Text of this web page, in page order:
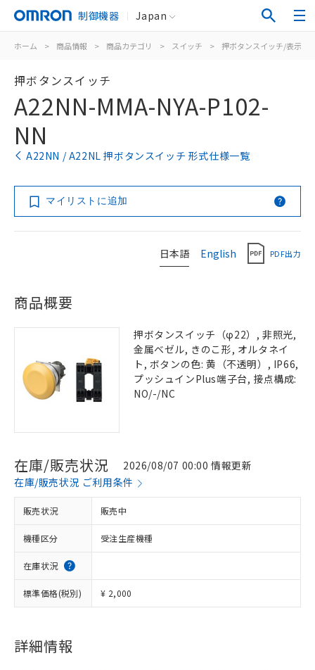
制御機器 Japan
ホーム > 商品情報 > 商品カテゴリ > スイッチ > 押ボタンスイッチ/表示灯
押ボタンスイッチ
A22NN-MMA-NYA-P102-
NN
A22NN / A22NL 押ボタンスイッチ 形式仕様一覧
マイリストに追加
日本語 English PDF出力
商品概要
押ボタンスイッチ（φ22）, 非照光,
金属ベゼル, きのこ形, オルタネイ
ト, ボタンの色: 黄（不透明）, IP66,
プッシュインPlus端子台, 接点構成:
NO/-/NC
在庫/販売状況
2026/08/07 00:00 情報更新
在庫/販売状況 ご利用条件
販売状況 販売中
機種区分 受注生産機種
在庫状況
標準価格(税別) ¥ 2,000
詳細情報